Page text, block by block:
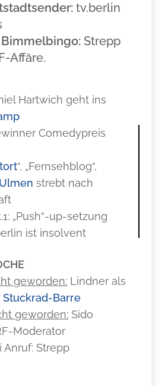
tv.berlin
Bimmelbingo: Strepp
Affäre.
Hartwich geht ins
Comedypreis
“, „Fernsehblog“,
Ulmen strebt nach
„Push“-up-setzung
ist insolvent
geworden: Lindner als
Stuckrad-Barre
geworden: Sido
Moderator
Anruf: Strepp